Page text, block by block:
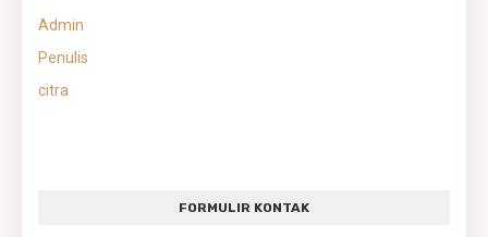
Admin
Penulis
citra
FORMULIR KONTAK